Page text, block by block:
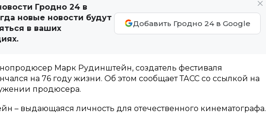
Гродно 24 в
новые новости будут
в ваших
Добавить Гродно 24 в Google
Марк Рудинштейн, создатель фестиваля
на 76 году жизни. Об этом сообщает ТАСС со ссылкой на
продюсера.
– выдающаяся личность для отечественного кинематографа.